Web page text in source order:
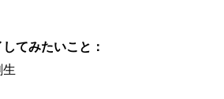
てみたいこと：